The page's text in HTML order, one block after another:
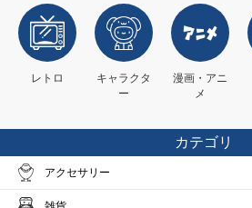
レトロ
キャラクタ
ー
漫画・アニ
メ
カテゴリ
アクセサリー